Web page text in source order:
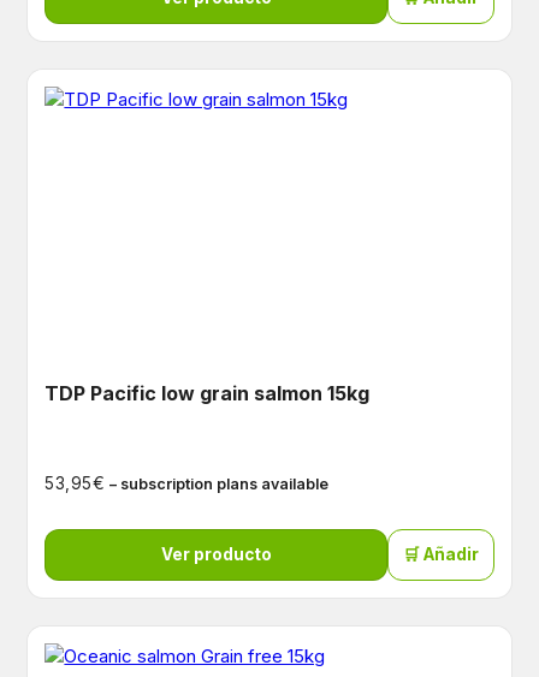
TDP Pacific low grain salmon 15kg
53,95€ – subscription plans available
Ver producto 🛒 Añadir